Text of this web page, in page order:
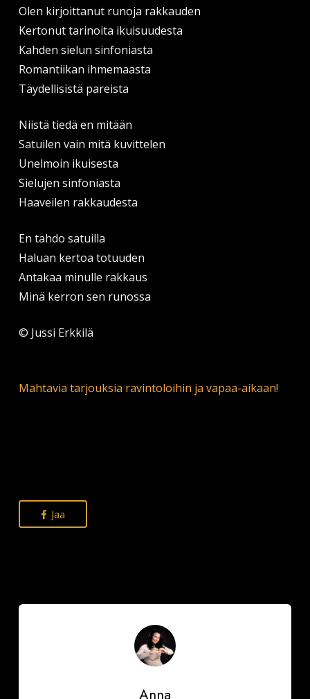
Olen kirjoittanut runoja rakkauden
Kertonut tarinoita ikuisuudesta
Kahden sielun sinfoniasta
Romantiikan ihmemaasta
Täydellisistä pareista
Niistä tiedä en mitään
Satuilen vain mitä kuvittelen
Unelmoin ikuisesta
Sielujen sinfoniasta
Haaveilen rakkaudesta
En tahdo satuilla
Haluan kertoa totuuden
Antakaa minulle rakkaus
Minä kerron sen runossa
© Jussi Erkkilä
Mahtavia tarjouksia ravintoloihin ja vapaa-aikaan!
Jaa